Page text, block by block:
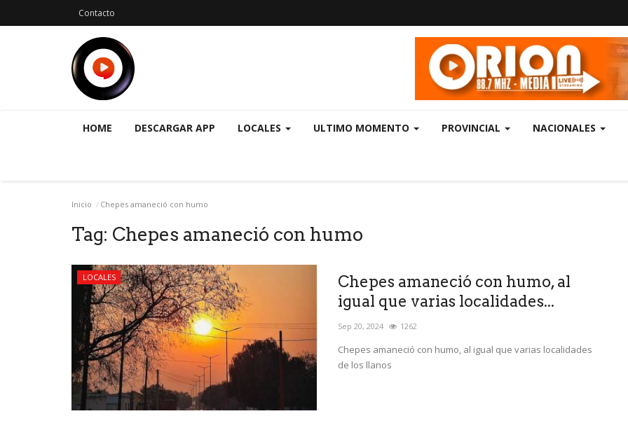
Contacto
HOME DESCARGAR APP LOCALES ULTIMO MOMENTO PROVINCIAL NACIONALES
Inicio Chepes amaneció con humo
Tag: Chepes amaneció con humo
LOCALES
Chepes amaneció con humo, al
igual que varias localidades...
Sep 20, 2024 1262
Chepes amaneció con humo, al igual que varias localidades
de los llanos